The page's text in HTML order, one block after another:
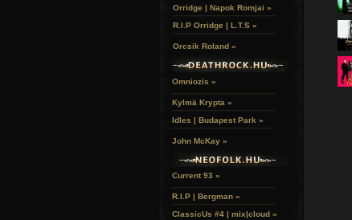
Orridge | Napok Romjai »
R.I.P Orridge | L.T.S »
Orcsik Roland »
Omniozis »
Kylmä Krypta »
Idles | Budapest Park »
John McKay »
Current 93 »
R.I.P | Bergman »
ClassicUs #4 | mix|cloud »